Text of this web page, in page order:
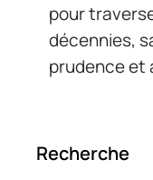
pour
décennies,
prudence et
Recherche